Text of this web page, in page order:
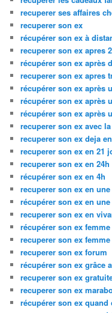
recuperer ses affaires
recuperer son ex
récupérer son ex à
recuperer son ex apres
récupérer son ex après
recuperer son ex apres
récupérer son ex après
récupérer son ex après
récupérer son ex après
recuperer son ex avec
recuperer son ex deja
recuperer son ex en 21
recuperer son ex en 24h
récupérer son ex en 4h
recuperer son ex en
récupérer son ex en
recuperer son ex en
récupérer son ex
recuperer son ex
recuperer son ex forum
récupérer son ex grâce
recuperer son ex
recuperer son ex
récupérer son ex quand